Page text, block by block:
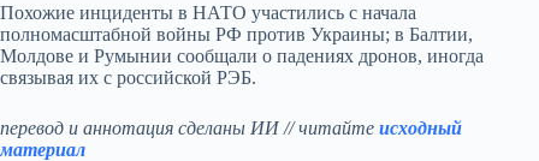
Похожие инциденты в НАТО участились с начала
полномасштабной войны РФ против Украины; в Балтии,
Молдове и Румынии сообщали о падениях дронов, иногда
связывая их с российской РЭБ.
перевод и аннотация сделаны ИИ // читайте исходный
материал